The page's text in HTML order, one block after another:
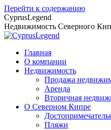
Перейти к содержанию
CyprusLegend
Недвижимость Северного
Главная
О компании
Недвижимость
Продажа
Аренда
Вторичная
О Северном Кипре
Пляжи